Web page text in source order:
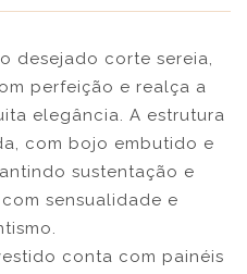
desejado corte sereia,
perfeição e realça a
elegância. A estrutura
com bojo embutido e
sustentação e
sensualidade e
conta com painéis